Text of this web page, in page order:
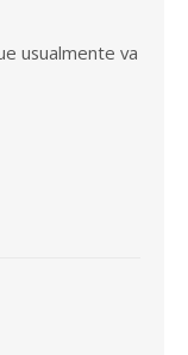
usualmente va